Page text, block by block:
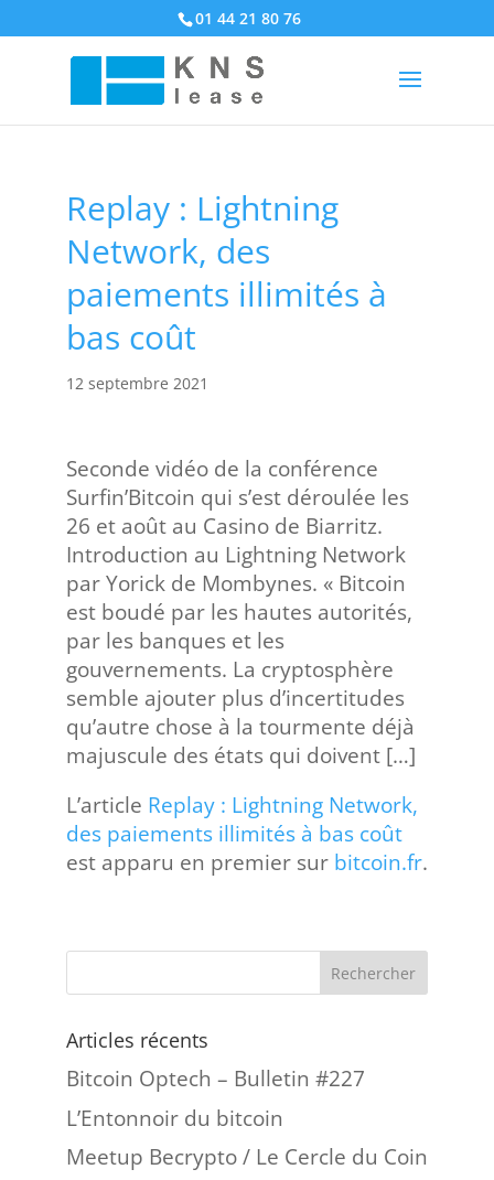
01 44 21 80 76
Replay : Lightning
Network, des
paiements illimités à
bas coût
12 septembre 2021
Seconde vidéo de la conférence
Surfin’Bitcoin qui s’est déroulée les
26 et août au Casino de Biarritz.
Introduction au Lightning Network
par Yorick de Mombynes. « Bitcoin
est boudé par les hautes autorités,
par les banques et les
gouvernements. La cryptosphère
semble ajouter plus d’incertitudes
qu’autre chose à la tourmente déjà
majuscule des états qui doivent […]
L’article Replay : Lightning Network,
des paiements illimités à bas coût
est apparu en premier sur bitcoin.fr.
Articles récents
Bitcoin Optech – Bulletin #227
L’Entonnoir du bitcoin
Meetup Becrypto / Le Cercle du Coin